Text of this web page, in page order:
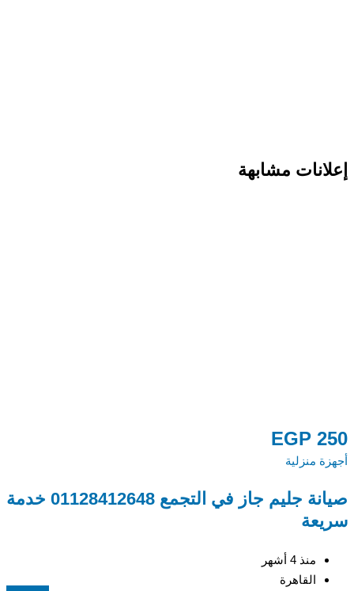
إعلانات مشابهة
EGP 250
أجهزة منزلية
صيانة جليم جاز في التجمع 01128412648 خدمة
سريعة
منذ 4 أشهر
القاهرة